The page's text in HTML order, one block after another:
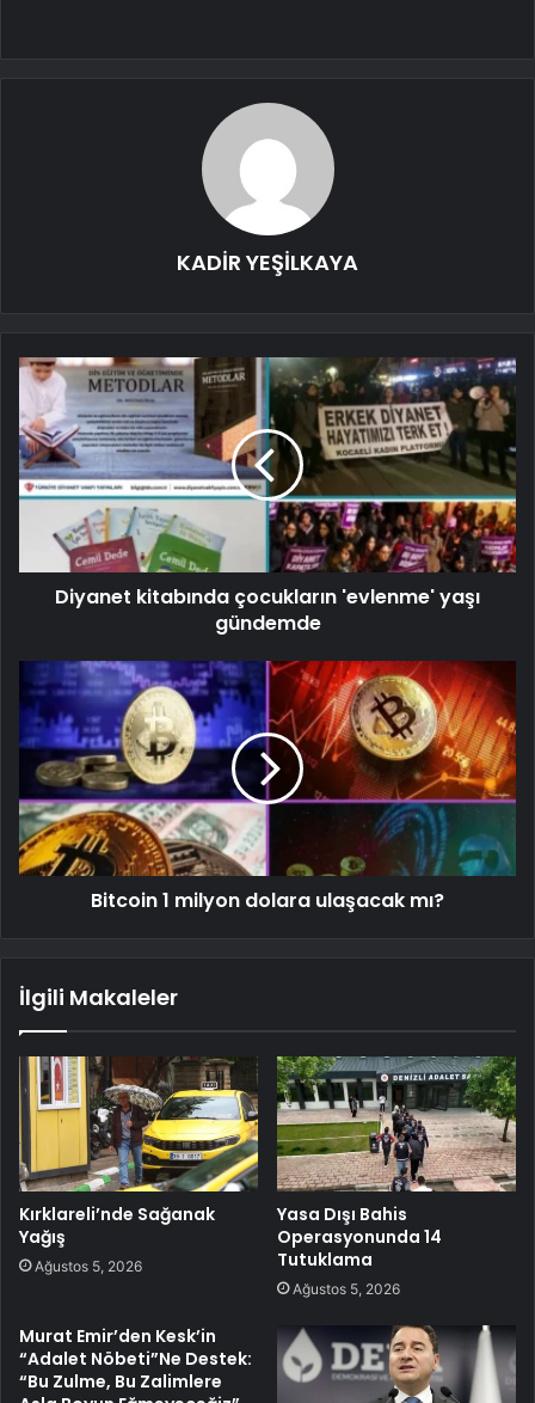
KADİR YEŞİLKAYA
Diyanet kitabında çocukların 'evlenme' yaşı
gündemde
Bitcoin 1 milyon dolara ulaşacak mı?
İlgili Makaleler
Kırklareli’nde Sağanak
Yağış
Ağustos 5, 2026
Yasa Dışı Bahis
Operasyonunda 14
Tutuklama
Ağustos 5, 2026
Murat Emir’den Kesk’in
“Adalet Nöbeti”Ne Destek:
“Bu Zulme, Bu Zalimlere